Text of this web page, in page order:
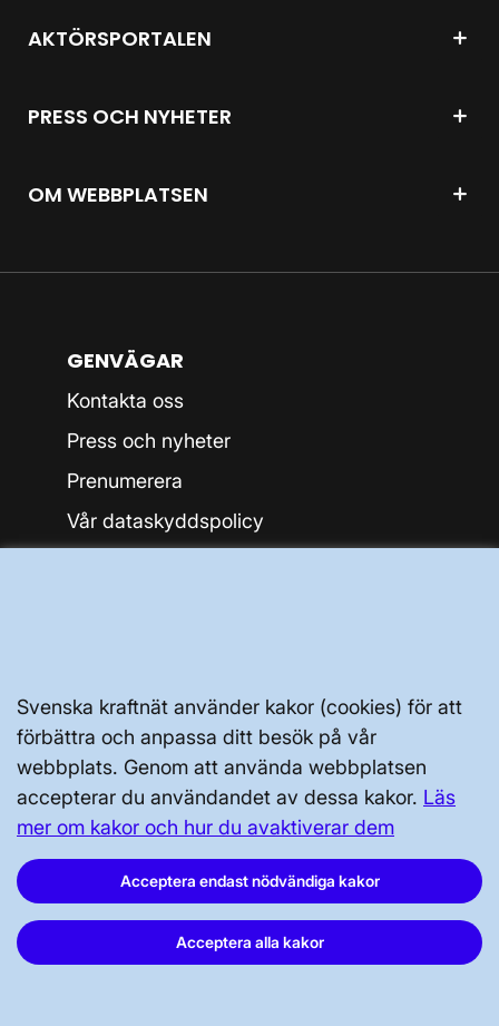
Svenska kraftnät använder kakor (cookies) för att
förbättra och anpassa ditt besök på vår
webbplats. Genom att använda webbplatsen
accepterar du användandet av dessa kakor. Läs
mer om kakor och hur du avaktiverar dem
Acceptera endast nödvändiga kakor
Acceptera alla kakor
AKTÖRSPORTALEN
PRESS OCH NYHETER
OM WEBBPLATSEN
Svenska kraftnät, Box 1200, 172 24
Sundbyberg
Tel: 010-475 80 00
Org.nr: 202100-4284
GENVÄGAR
Kontakta oss
Press och nyheter
Prenumerera
Vår dataskyddspolicy